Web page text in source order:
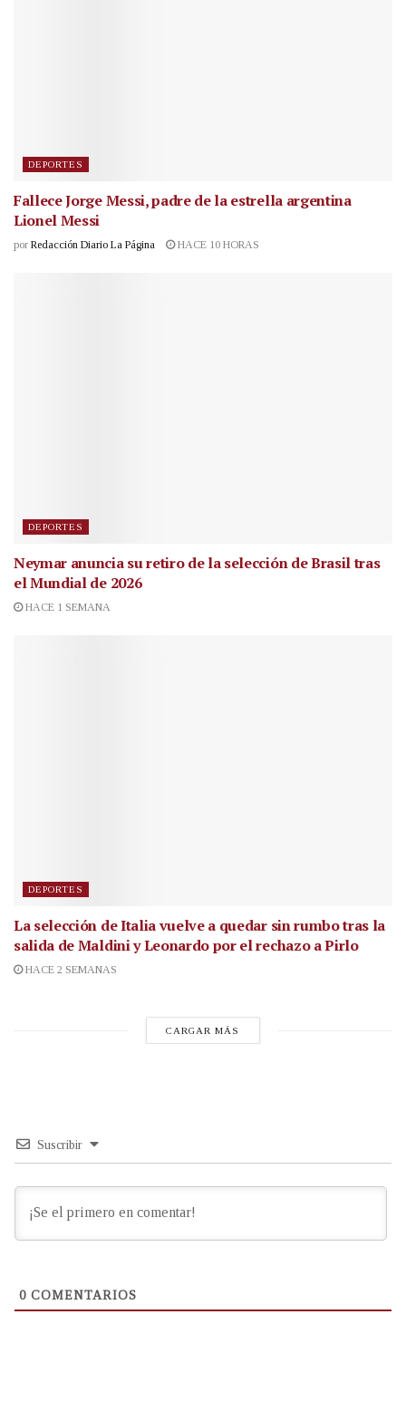
DEPORTES
Fallece Jorge Messi, padre de la estrella argentina
Lionel Messi
por Redacción Diario La Página HACE 10 HORAS
DEPORTES
Neymar anuncia su retiro de la selección de Brasil tras
el Mundial de 2026
HACE 1 SEMANA
DEPORTES
La selección de Italia vuelve a quedar sin rumbo tras la
salida de Maldini y Leonardo por el rechazo a Pirlo
HACE 2 SEMANAS
CARGAR MÁS
Suscribir
0 COMENTARIOS